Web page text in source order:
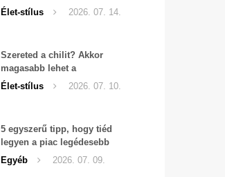
a magas vérnyomást is!
Élet-stílus 2026. 07. 14.
Szereted a chilit? Akkor
magasabb lehet a
tesztoszteron-szinted
Élet-stílus 2026. 07. 10.
5 egyszerű tipp, hogy tiéd
legyen a piac legédesebb
görögdinnyéje
Egyéb 2026. 07. 09.